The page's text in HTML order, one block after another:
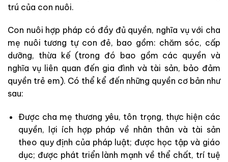
trú của con nuôi.
Con nuôi hợp pháp có đầy đủ quyền, nghĩa vụ với cha
mẹ nuôi tương tự con đẻ, bao gồm: chăm sóc, cấp
dưỡng, thừa kế (trong đó bao gồm các quyền và
nghĩa vụ liên quan đến gia đình và tài sản, bảo đảm
quyền trẻ em). Có thể kể đến những quyền cơ bản như
sau:
Được cha mẹ thương yêu, tôn trọng, thực hiện các
quyền, lợi ích hợp pháp về nhân thân và tài sản
theo quy định của pháp luật; được học tập và giáo
dục; được phát triển lành mạnh về thể chất, trí tuệ